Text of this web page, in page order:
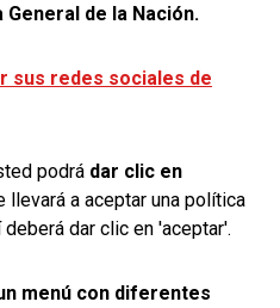
de la Nación.
sus redes sociales de
podrá dar clic en
llevará a aceptar una política
dar clic en 'aceptar'.
menú con diferentes